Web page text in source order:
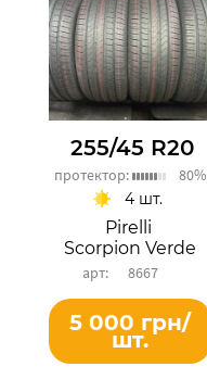
255/45 R20
протектор: 80%
Pirelli
Scorpion Verde
8667
4 шт.
5 000 грн/
шт.